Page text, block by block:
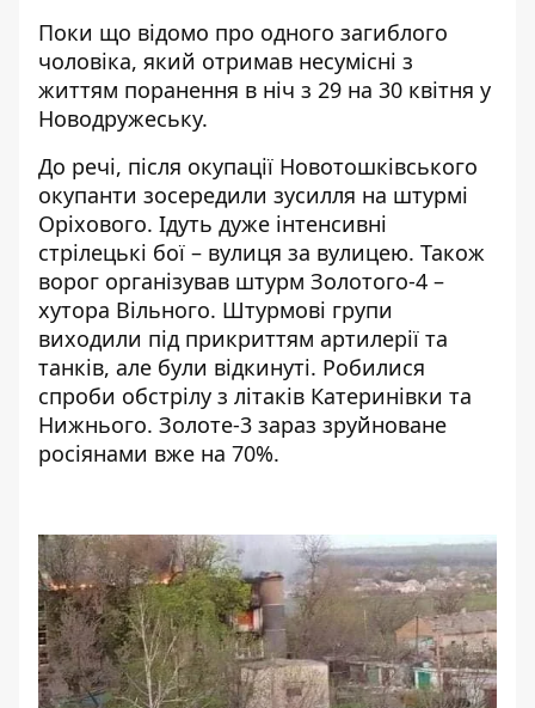
Поки що відомо про одного загиблого
чоловіка, який отримав несумісні з
життям поранення в ніч з 29 на 30 квітня у
Новодружеську.
До речі, після окупації Новотошківського
окупанти зосередили зусилля на штурмі
Оріхового. Ідуть дуже інтенсивні
стрілецькі бої – вулиця за вулицею. Також
ворог організував штурм Золотого-4 –
хутора Вільного. Штурмові групи
виходили під прикриттям артилерії та
танків, але були відкинуті. Робилися
спроби обстрілу з літаків Катеринівки та
Нижнього. Золоте-3 зараз зруйноване
росіянами вже на 70%.